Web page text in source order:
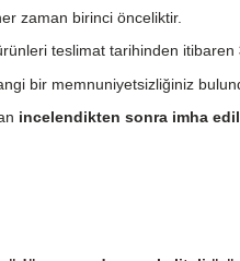
zaman birinci önceliktir.
teslimat tarihinden itibaren
bir memnuniyetsizliğiniz
incelendikten sonra imha